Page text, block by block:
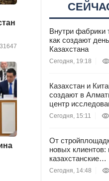
31647
Внутри фабрики
как создают
Казахстана
Сегодня, 19:18
Казахстан и
создают в
центр
землетрясений
Сегодня, 15:11
От
новых клиентов:
казахстанские
строители
бизнес в TikTok
Сегодня, 14:48